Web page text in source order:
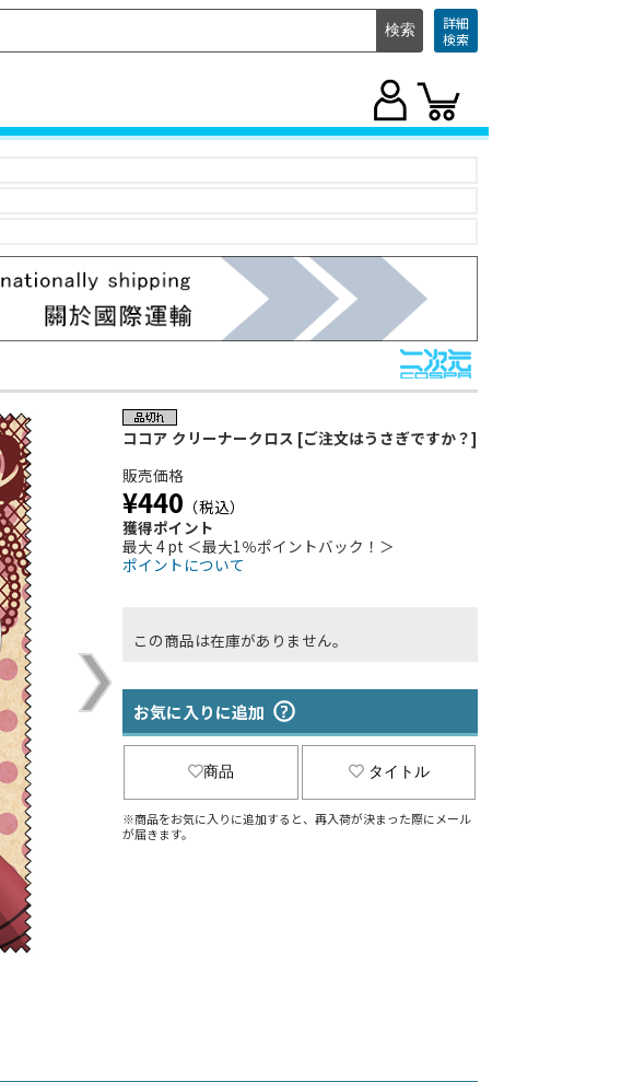
詳細
検索
ココア クリーナークロス [ご注文はうさぎですか？]
販売価格
¥440 （税込）
獲得ポイント
最大 4 pt ＜最大1％ポイントバック！＞
ポイントについて
この商品は在庫がありません。
お気に入りに追加
商品 タイトル
※商品をお気に入りに追加すると、再入荷が決まった際にメール
が届きます。